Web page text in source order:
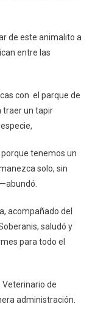
de este animalito a
entre las
con el parque de
traer un tapir
tenemos un
solo, sin
acompañado del
saludó y
para todo el
de
administración.